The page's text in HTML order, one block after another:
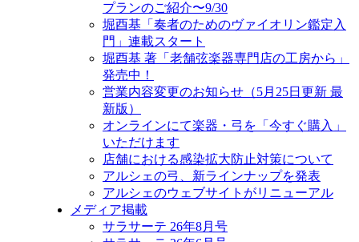
プランのご紹介〜9/30
堀酉基「奏者のためのヴァイオリン鑑定入
門」連載スタート
堀酉基 著「老舗弦楽器専門店の工房から」
発売中！
営業内容変更のお知らせ（5月25日更新 最
新版）
オンラインにて楽器・弓を「今すぐ購入」
いただけます
店舗における感染拡大防止対策について
アルシェの弓、新ラインナップを発表
アルシェのウェブサイトがリニューアル
メディア掲載
サラサーテ 26年8月号